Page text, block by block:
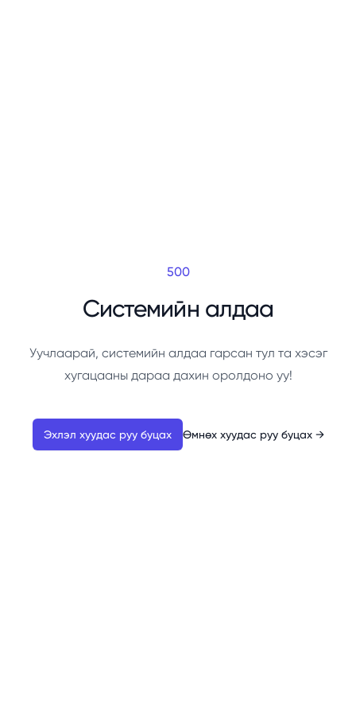
500
Системийн алдаа
Уучлаарай, системийн алдаа гарсан тул та хэсэг
хугацааны дараа дахин оролдоно уу!
Эхлэл хуудас руу буцах Өмнөх хуудас руу буцах →